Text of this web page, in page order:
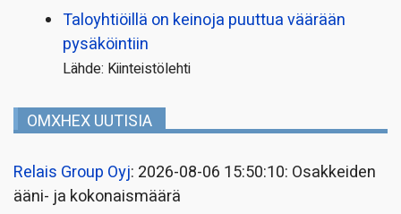
Taloyhtiöillä on keinoja puuttua väärään
pysäköintiin
Lähde: Kiinteistölehti
OMXHEX UUTISIA
Relais Group Oyj: 2026-08-06 15:50:10: Osakkeiden
ääni- ja kokonaismäärä